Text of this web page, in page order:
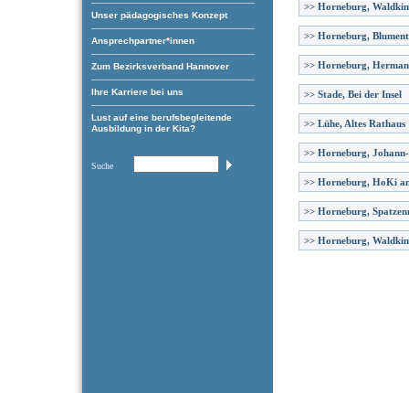
Unser pädagogisches Konzept
Ansprechpartner*innen
Zum Bezirksverband Hannover
Ihre Karriere bei uns
Lust auf eine berufsbegleitende
Ausbildung in der Kita?
Suche
>> Horneburg,
>> Horneburg,
>> Horneburg,
>> Stade, Bei der Insel
>> Lühe, Altes Rathaus
>> Horneburg,
>> Horneburg, HoKi
>> Horneburg,
>> Horneburg,